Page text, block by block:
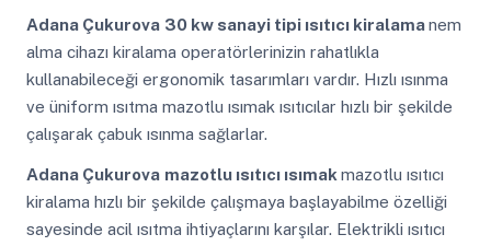
Adana Çukurova 30 kw sanayi tipi ısıtıcı kiralamanem
alma cihazı kiralama operatörlerinizin rahatlıkla
kullanabileceği ergonomik tasarımları vardır. Hızlı ısınma
ve üniform ısıtma mazotlu ısımak ısıtıcılar hızlı bir şekilde
çalışarak çabuk ısınma sağlarlar.
Adana Çukurova mazotlu ısıtıcı ısımakmazotlu ısıtıcı
kiralama hızlı bir şekilde çalışmaya başlayabilme özelliği
sayesinde acil ısıtma ihtiyaçlarını karşılar. Elektrikli ısıtıcı